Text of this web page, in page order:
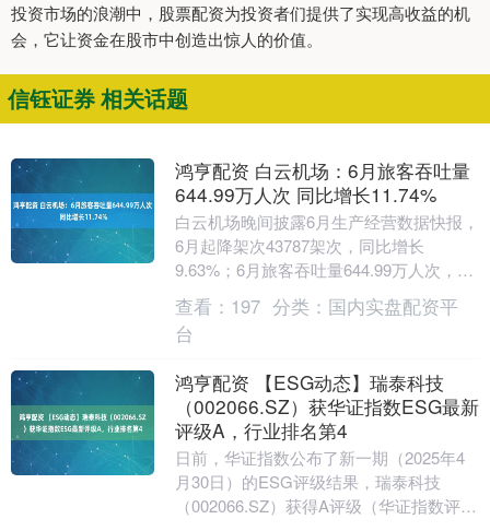
投资市场的浪潮中，股票配资为投资者们提供了实现高收益的机
会，它让资金在股市中创造出惊人的价值。
信钰证券 相关话题
鸿亨配资 白云机场：6月旅客吞吐量
644.99万人次 同比增长11.74%
白云机场晚间披露6月生产经营数据快报，
6月起降架次43787架次，同比增长
9.63%；6月旅客吞吐量644.99万人次，同
比增长11.74%；6月货邮吞吐量20....
查看： 197 分类： 国内实盘配资平
台
鸿亨配资 【ESG动态】瑞泰科技
（002066.SZ）获华证指数ESG最新
评级A，行业排名第4
日前，华证指数公布了新一期（2025年4
月30日）的ESG评级结果，瑞泰科技
（002066.SZ）获得A评级（华证指数评级